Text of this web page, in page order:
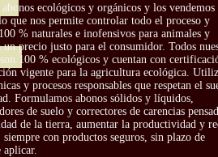
ecológicos y orgánicos y los vendemos
que nos permite controlar todo el proceso y
% naturales e inofensivos para animales y
un precio justo para el consumidor. Todos
100 % ecológicos y cuentan con
vigente para la agricultura ecológica.
y procesos responsables que respetan el
Formulamos abonos sólidos y líquidos,
de suelo y correctores de carencias
de la tierra, aumentar la productividad y
con productos seguros, sin plazo de